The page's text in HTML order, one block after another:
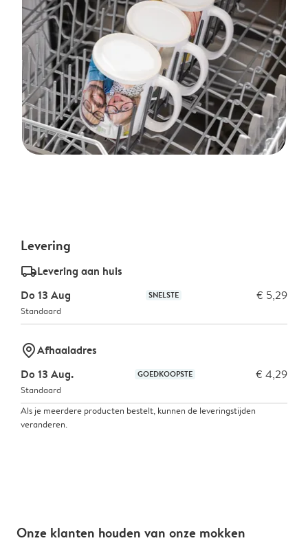
Levering
delivery_standard_v2Levering aan huis
Do 13 Aug
SNELSTE € 5,29
Standaard
marker-pinAfhaaladres
Do 13 Aug.
GOEDKOOPSTE € 4,29
Standaard
Als je meerdere producten bestelt, kunnen de leveringstijden
veranderen.
Onze klanten houden van onze mokken